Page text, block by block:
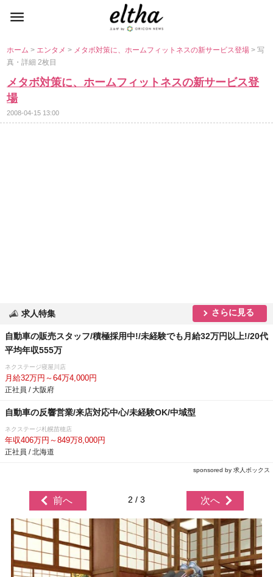
ホーム> エンタメ> メタボ対策に、ホームフィットネスの新サービス登場> 写
真・詳細 2枚目
メタボ対策に、ホームフィットネスの新サービス登
場
2008-04-15 13:00
求人特集 さらに見る
自動車の販売スタッフ/積極採用中!/未経験でも月給32万円以上!/20代
平均年収555万
ネクステージ寝屋川店
月給32万円～64万4,000円
正社員 / 大阪府
自動車の反響営業/来店対応中心/未経験OK/中域型
ネクステージ札幌苗穂店
年収406万円～849万8,000円
正社員 / 北海道
sponsored by 求人ボックス
前へ 2 / 3 次へ